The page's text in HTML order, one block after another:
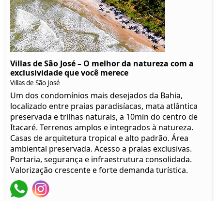
Villas de São José – O melhor da natureza com a
exclusividade que você merece
Villas de São José
Um dos condomínios mais desejados da Bahia,
localizado entre praias paradisíacas, mata atlântica
preservada e trilhas naturais, a 10min do centro de
Itacaré. Terrenos amplos e integrados à natureza.
Casas de arquitetura tropical e alto padrão. Área
ambiental preservada. Acesso a praias exclusivas.
Portaria, segurança e infraestrutura consolidada.
Valorização crescente e forte demanda turística.